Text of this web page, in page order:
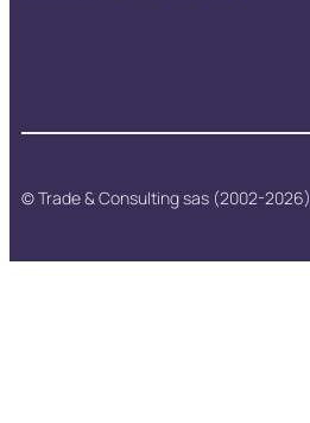
© Trade & Consulting sas (2002-2026)